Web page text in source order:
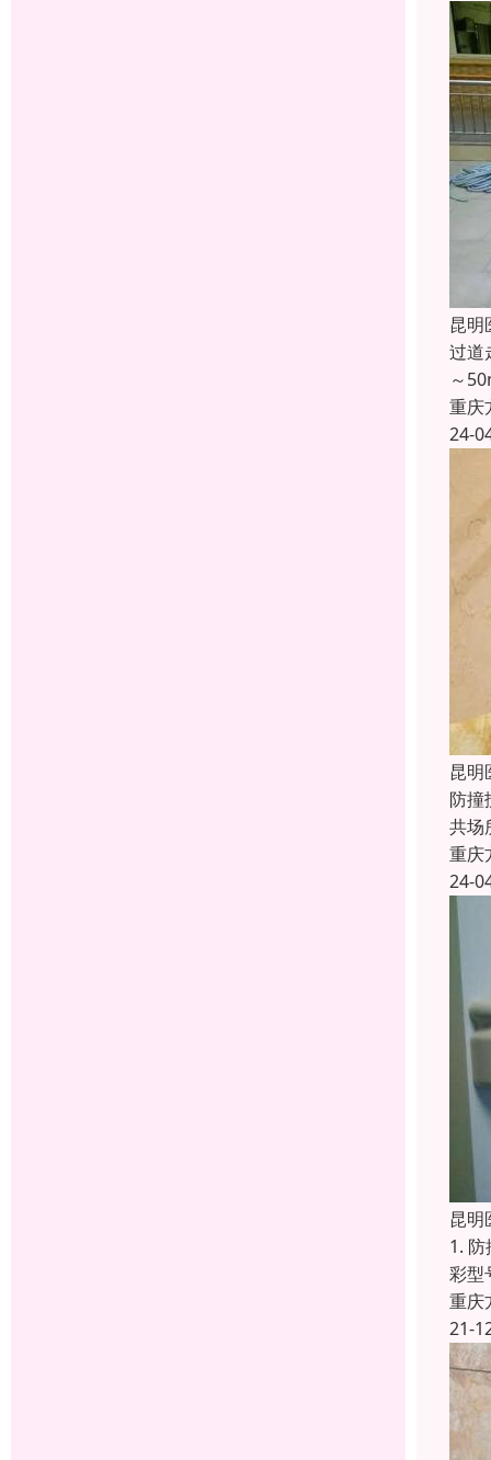
昆明
过道
～
重庆
24-
昆明
防撞
共场
重庆
24-
昆明
1.
彩型
重庆
21-